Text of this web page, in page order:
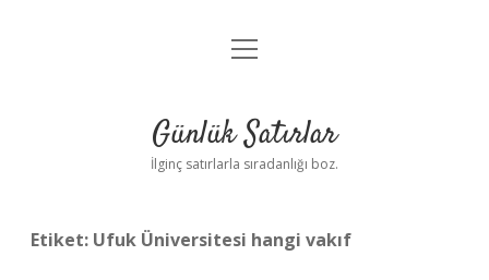
Anasayfa
Yasal Uyarı
menüyü
Günlük Satırlar
İlginç satırlarla sıradanlığı boz.
Etiket: Ufuk Üniversitesi hangi vakıf